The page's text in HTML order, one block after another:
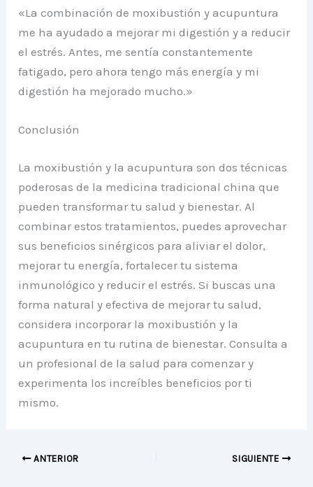
«La combinación de moxibustión y acupuntura
me ha ayudado a mejorar mi digestión y a reducir
el estrés. Antes, me sentía constantemente
fatigado, pero ahora tengo más energía y mi
digestión ha mejorado mucho.»
Conclusión
La moxibustión y la acupuntura son dos técnicas
poderosas de la medicina tradicional china que
pueden transformar tu salud y bienestar. Al
combinar estos tratamientos, puedes aprovechar
sus beneficios sinérgicos para aliviar el dolor,
mejorar tu energía, fortalecer tu sistema
inmunológico y reducir el estrés. Si buscas una
forma natural y efectiva de mejorar tu salud,
considera incorporar la moxibustión y la
acupuntura en tu rutina de bienestar. Consulta a
un profesional de la salud para comenzar y
experimenta los increíbles beneficios por ti
mismo.
ANTERIOR SIGUIENTE